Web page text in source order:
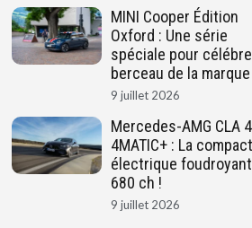
MINI Cooper Édition
Oxford : Une série
spéciale pour
berceau de la marque
9 juillet 2026
Mercedes-AMG CLA
4MATIC+ : La
électrique
680 ch !
9 juillet 2026